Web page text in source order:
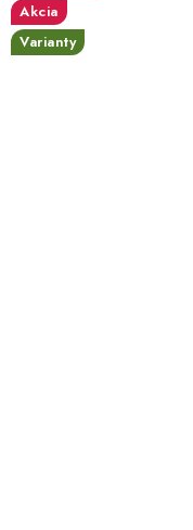
Akcia
Varianty